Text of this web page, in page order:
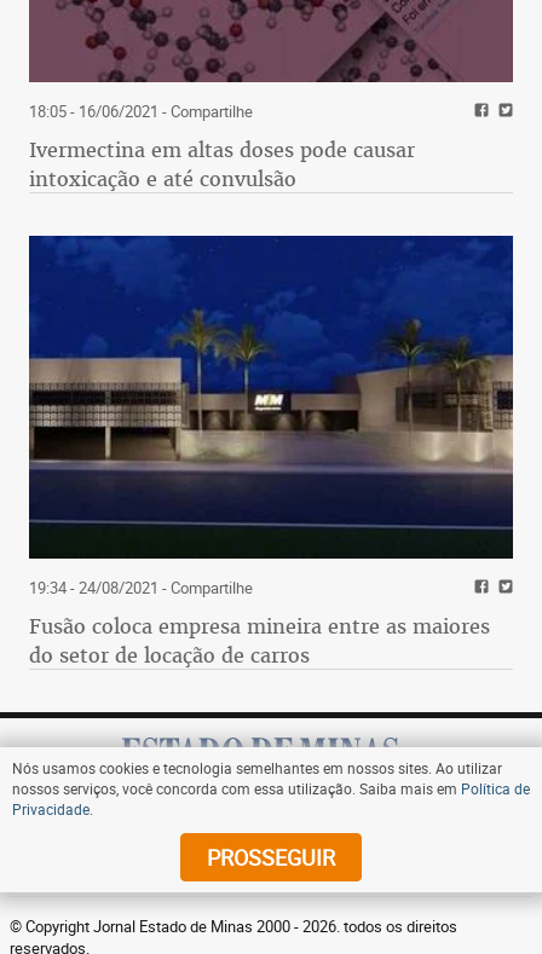
18:05 - 16/06/2021 - Compartilhe
Ivermectina em altas doses pode causar
intoxicação e até convulsão
19:34 - 24/08/2021 - Compartilhe
Fusão coloca empresa mineira entre as maiores
do setor de locação de carros
Assine
© Copyright Jornal Estado de Minas 2000 - 2026. todos os direitos
reservados.
Nós usamos cookies e tecnologia semelhantes em nossos sites. Ao utilizar
nossos serviços, você concorda com essa utilização. Saiba mais em Política de
Privacidade
PROSSEGUIR